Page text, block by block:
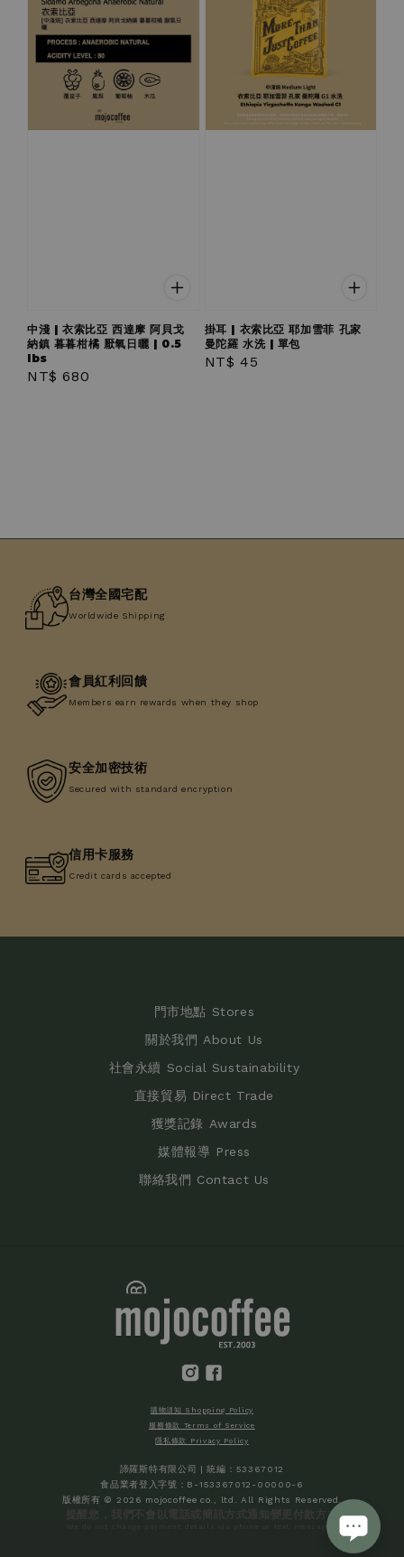
中淺 | 衣索比亞 西達摩 阿貝戈
納鎮 暮暮柑橘 厭氧日曬 | 0.5
lbs
Regular
NT$ 680
掛耳 | 衣索比亞 耶加雪菲 孔家
曼陀羅 水洗 | 單包
Regular
NT$ 45
台灣全國宅配
Worldwide Shipping
會員紅利回饋
Members earn rewards when they shop
安全加密技術
Secured with standard encryption
信用卡服務
Credit cards accepted
門市地點 Stores
關於我們 About Us
社會永續 Social Sustainability
直接貿易 Direct Trade
獲獎記錄 Awards
媒體報導 Press
聯絡我們 Contact Us
購物須知 Shopping Policy
服務條款 Terms of Service
隱私條款 Privacy Policy
諦羅斯特有限公司 | 統編：53367012
食品業者登入字號：B-153367012-00000-6
版權所有 © 2026 mojocoffee co., ltd. All Rights Reserved.
提醒您，我們不會以電話或簡訊方式通知變更付款方式